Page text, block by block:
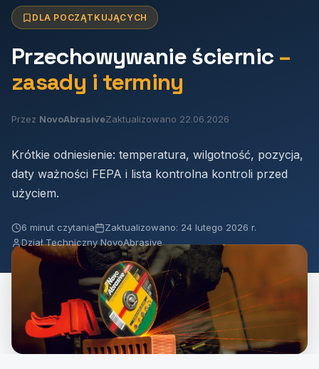
DLA POCZĄTKUJĄCYCH
Przechowywanie ściernic –
zasady i terminy
Przez NovoAbrasiveZaktualizowano 22.06.2026
Krótkie odniesienie: temperatura, wilgotność, pozycja,
daty ważności FEPA i lista kontrolna kontroli przed
użyciem.
6 minut czytania
Zaktualizowano: 24 lutego 2026 r.
Dział Techniczny NovoAbrasive